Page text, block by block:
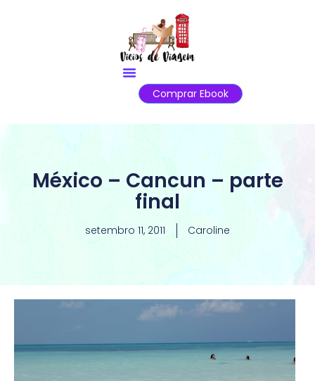
Comprar Ebook
México – Cancun – parte
final
setembro 11, 2011 Caroline